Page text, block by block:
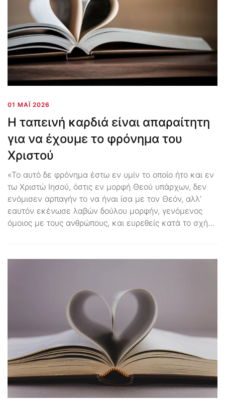
01 ΜΆΙ 2026
Η ταπεινή καρδιά είναι απαραίτητη
για να έχουμε το φρόνημα του
Χριστού
«Το αυτό δε φρόνημα έστω εν υμίν το οποίο ήτο και εν
τω Χριστώ Ιησού, όστις εν μορφή Θεού υπάρχων, δεν
ενόμισεν αρπαγήν το να ήναι ίσα με τον Θεόν, αλλ’
εαυτόν εκένωσε λαβών δούλου μορφήν, γενόμενος
όμοιος με τους ανθρώπους, και ευρεθείς κατά το σχή…